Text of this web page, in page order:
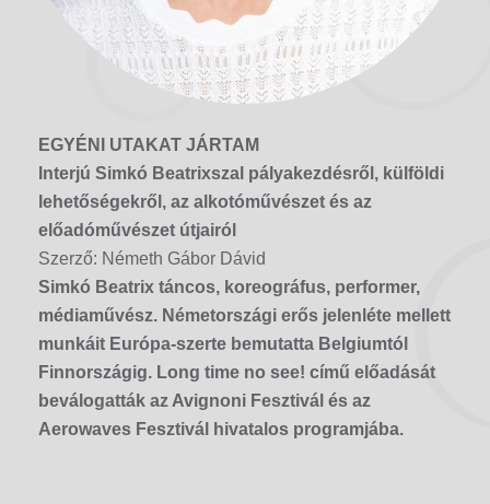
EGYÉNI UTAKAT JÁRTAM
Interjú Simkó Beatrixszal pályakezdésről, külföldi
lehetőségekről, az alkotóművészet és az
előadóművészet útjairól
Szerző: Németh Gábor Dávid
Simkó Beatrix táncos, koreográfus, performer,
médiaművész. Németországi erős jelenléte mellett
munkáit Európa-szerte bemutatta Belgiumtól
Finnországig. Long time no see! című előadását
beválogatták az Avignoni Fesztivál és az
Aerowaves Fesztivál hivatalos programjába.